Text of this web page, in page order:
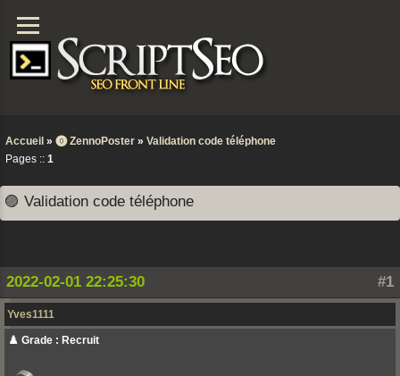
Accueil » ⓿ ZennoPoster » Validation code téléphone
Pages :: 1
🟣 Validation code téléphone
#1
2022-02-01 22:25:30
Yves1111
♟️ Grade : Recruit